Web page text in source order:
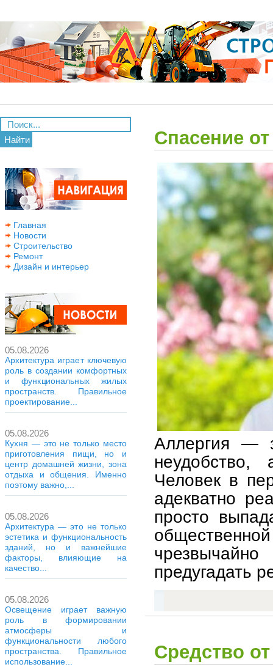
Найти
Главная
Новости
Строительство
Ремонт
Дизайн и интерьер
05.08.2026
Архитектура играет ключевую
роль в создании комфортных
и функциональных жилых
пространств. Правильное
проектирование...
05.08.2026
Кухня — это не только место
приготовления пищи, но и
центр домашней жизни, зона
отдыха и общения. Именно
поэтому важно,...
05.08.2026
Архитектура — это не только
эстетика и функциональность
зданий, но и важнейшие
факторы, влияющие на
качество...
05.08.2026
Освещение играет важную
роль в формировании
атмосферы и
функциональности любого
пространства. Правильное
использование...
Спасение
Аллергия —
Человек в
адекватно
просто
предугадать
Средство